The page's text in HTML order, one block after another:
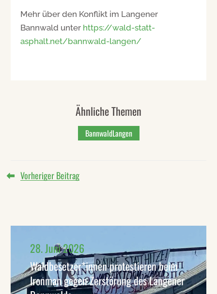
Mehr über den Konflikt im Langener
Bannwald unter https://wald-statt-
asphalt.net/bannwald-langen/
Ähnliche Themen
BannwaldLangen
Vorheriger Beitrag
28. Juni 2026
Waldbesetzer*innen protestieren beim
Ironman gegen Zerstörung des Langener